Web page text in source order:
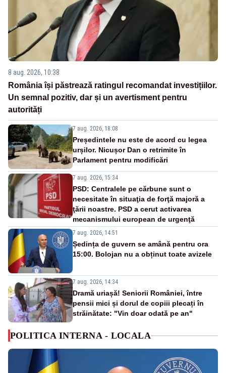
8 aug. 2026, 10:38
România își păstrează ratingul recomandat investițiilor.
Un semnal pozitiv, dar și un avertisment pentru
autorități
7 aug. 2026, 18:08
Președintele nu este de acord cu legea
urșilor. Nicușor Dan o retrimite în
Parlament pentru modificări
7 aug. 2026, 15:34
PSD: Centralele pe cărbune sunt o
necesitate în situaţia de forţă majoră a
ţării noastre. PSD a cerut activarea
mecanismului european de urgenţă
7 aug. 2026, 14:51
Ședința de guvern se amână pentru ora
15:00. Bolojan nu a obținut toate avizele
7 aug. 2026, 14:34
Dramă uriașă! Seniorii României, între
pensii mici și dorul de copiii plecați în
străinătate: "Vin doar odată pe an"
POLITICA INTERNA - LOCALA